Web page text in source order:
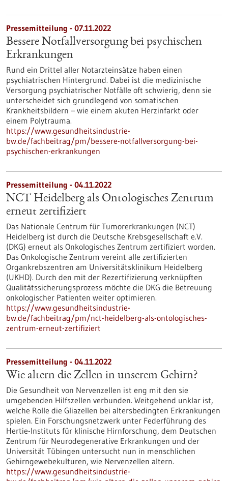
Pressemitteilung - 07.11.2022
Bessere Notfallversorgung bei psychischen
Erkrankungen
Rund ein Drittel aller Notarzteinsätze haben einen
psychiatrischen Hintergrund. Dabei ist die medizinische
Versorgung psychiatrischer Notfälle oft schwierig, denn sie
unterscheidet sich grundlegend von somatischen
Krankheitsbildern – wie einem akuten Herzinfarkt oder
einem Polytrauma.
https://www.gesundheitsindustrie-
bw.de/fachbeitrag/pm/bessere-notfallversorgung-bei-
psychischen-erkrankungen
Pressemitteilung - 04.11.2022
NCT Heidelberg als Ontologisches Zentrum
erneut zertifiziert
Das Nationale Centrum für Tumorerkrankungen (NCT)
Heidelberg ist durch die Deutsche Krebsgesellschaft e.V.
(DKG) erneut als Onkologisches Zentrum zertifiziert worden.
Das Onkologische Zentrum vereint alle zertifizierten
Organkrebszentren am Universitätsklinikum Heidelberg
(UKHD). Durch den mit der Rezertifizierung verknüpften
Qualitätssicherungsprozess möchte die DKG die Betreuung
onkologischer Patienten weiter optimieren.
https://www.gesundheitsindustrie-
bw.de/fachbeitrag/pm/nct-heidelberg-als-ontologisches-
zentrum-erneut-zertifiziert
Pressemitteilung - 04.11.2022
Wie altern die Zellen in unserem Gehirn?
Die Gesundheit von Nervenzellen ist eng mit den sie
umgebenden Hilfszellen verbunden. Weitgehend unklar ist,
welche Rolle die Gliazellen bei altersbedingten Erkrankungen
spielen. Ein Forschungsnetzwerk unter Federführung des
Hertie-Instituts für klinische Hirnforschung, dem Deutschen
Zentrum für Neurodegenerative Erkrankungen und der
Universität Tübingen untersucht nun in menschlichen
Gehirngewebekulturen, wie Nervenzellen altern.
https://www.gesundheitsindustrie-